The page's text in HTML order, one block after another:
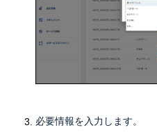
必要情報を入力します。